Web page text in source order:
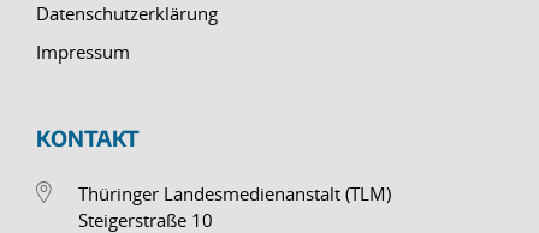
Datenschutzerklärung
Impressum
KONTAKT
Thüringer Landesmedienanstalt (TLM)
Steigerstraße 10